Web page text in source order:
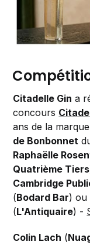
Citadelle Gin a
concours
ans de la
de Bonbonnet
Raphaëlle
Quatrième Tiers
Cambridge
(Bodard Bar) ou
(L'Antiquaire) -
Colin Lach (